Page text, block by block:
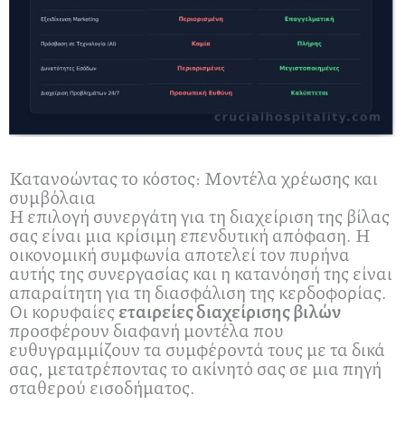
Κατανοώντας το κόστος: Μοντέλα χρέωσης και
συμβόλαια
Η επιλογή συνεργάτη για τη διαχείριση της βίλας
σας είναι μια κρίσιμη επενδυτική απόφαση. Η
οικονομική συμφωνία αποτελεί τον πυρήνα
αυτής της συνεργασίας και η κατανόησή της είναι
απαραίτητη για τη διασφάλιση της κερδοφορίας.
Οι κορυφαίες εταιρείες διαχείρισης βιλών
προσφέρουν διαφανή μοντέλα που
ευθυγραμμίζουν τα συμφέροντά τους με τα δικά
σας, μετατρέποντας το ακίνητό σας σε μια πηγή
σταθερού εισοδήματος.